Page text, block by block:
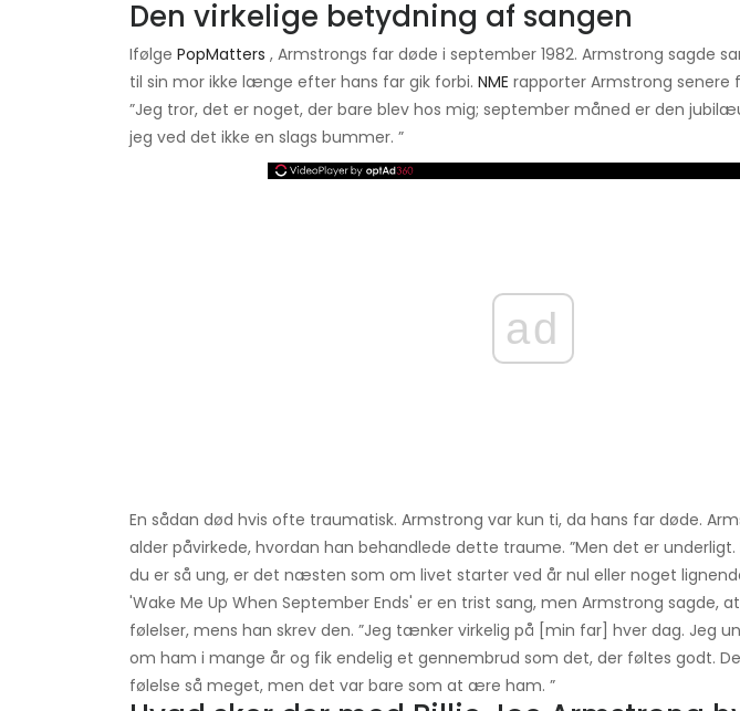
Den virkelige betydning af sangen
Ifølge PopMatters , Armstrongs far døde i september 1982. Armstrong sagde
til sin mor ikke længe efter hans far gik forbi. NME rapporter Armstrong senere
”Jeg tror, ​​det er noget, der bare blev hos mig; september måned er den
jeg ved det ikke en slags bummer. ”
ad
En sådan død hvis ofte traumatisk. Armstrong var kun ti, da hans far døde.
alder påvirkede, hvordan han behandlede dette traume. ”Men det er underligt.
du er så ung, er det næsten som om livet starter ved år nul eller noget
'Wake Me Up When September Ends' er en trist sang, men Armstrong sagde,
følelser, mens han skrev den. ”Jeg tænker virkelig på [min far] hver dag. Jeg
om ham i mange år og fik endelig et gennembrud som det, der føltes godt.
følelse så meget, men det var bare som at ære ham. ”